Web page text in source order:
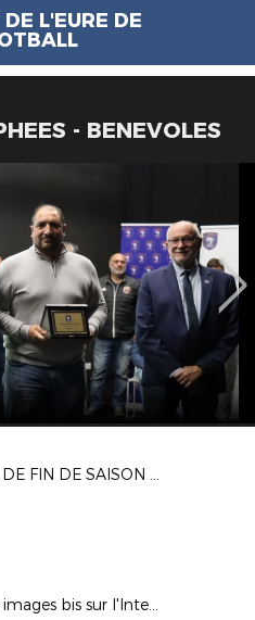
L'EURE DE
- BENEVOLES
REUNION DE FIN DE SAISON DES ARBITRES
Retour en images bis sur l'Interdistrict U13